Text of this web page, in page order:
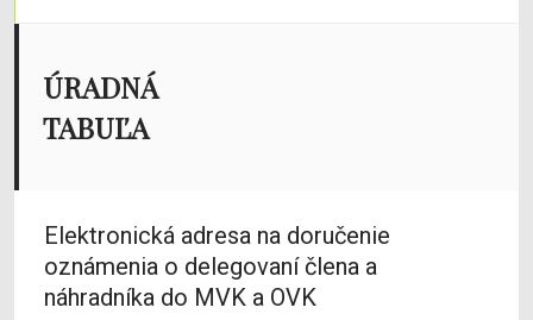
ÚRADNÁ
TABUĽA
Elektronická adresa na doručenie
oznámenia o delegovaní člena a
náhradníka do MVK a OVK